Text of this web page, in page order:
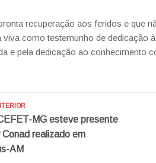
recuperação aos feridos e que
viva como testemunho de dedicação
e pela dedicação ao conhecimento
MG esteve presente
Conad realizado em
AM